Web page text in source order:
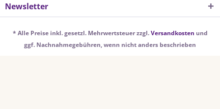
Newsletter
* Alle Preise inkl. gesetzl. Mehrwertsteuer zzgl.Versandkosten und
ggf. Nachnahmegebühren, wenn nicht anders beschrieben